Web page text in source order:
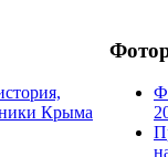
Крыма